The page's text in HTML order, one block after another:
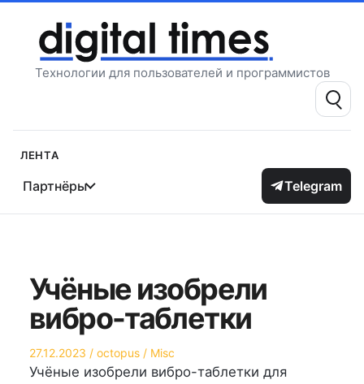
содержимому
Технологии для пользователей и программистов
Поиск:
Лента
Партнёры Telegram
Учёные изобрели
вибро-таблетки
Опубликовано
на
27.12.2023 Автор
octopus
Опубликовано
в
Misc
Учёные изобрели вибро-таблетки для